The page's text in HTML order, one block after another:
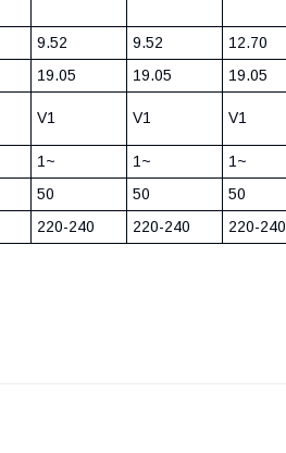
9.52 9.52 12.70
19.05 19.05 19.05
V1 V1 V1
1~ 1~ 1~
50 50 50
220-240 220-240 220-240